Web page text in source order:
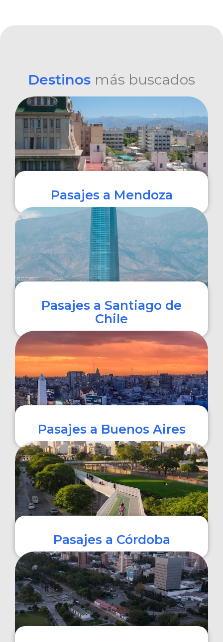
Destinos más buscados
Pasajes a Mendoza
COMPRAR
Pasajes a Santiago de
Chile
Pasajes a Buenos Aires
COMPRAR
Pasajes a Córdoba
COMPRAR